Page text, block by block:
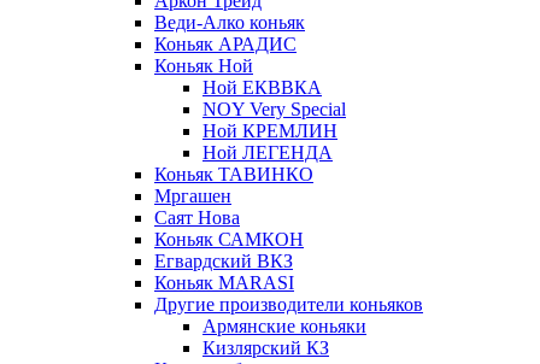
Веди-Алко коньяк
Коньяк АРАДИС
Коньяк Ной
Ной ЕКВВКА
NOY Very Special
Ной КРЕМЛИН
Ной ЛЕГЕНДА
Коньяк ТАВИНКО
Мргашен
Саят Нова
Коньяк САМКОН
Егвардский ВКЗ
Коньяк MARASI
Другие производители коньяков
Армянские коньяки
Кизлярский КЗ